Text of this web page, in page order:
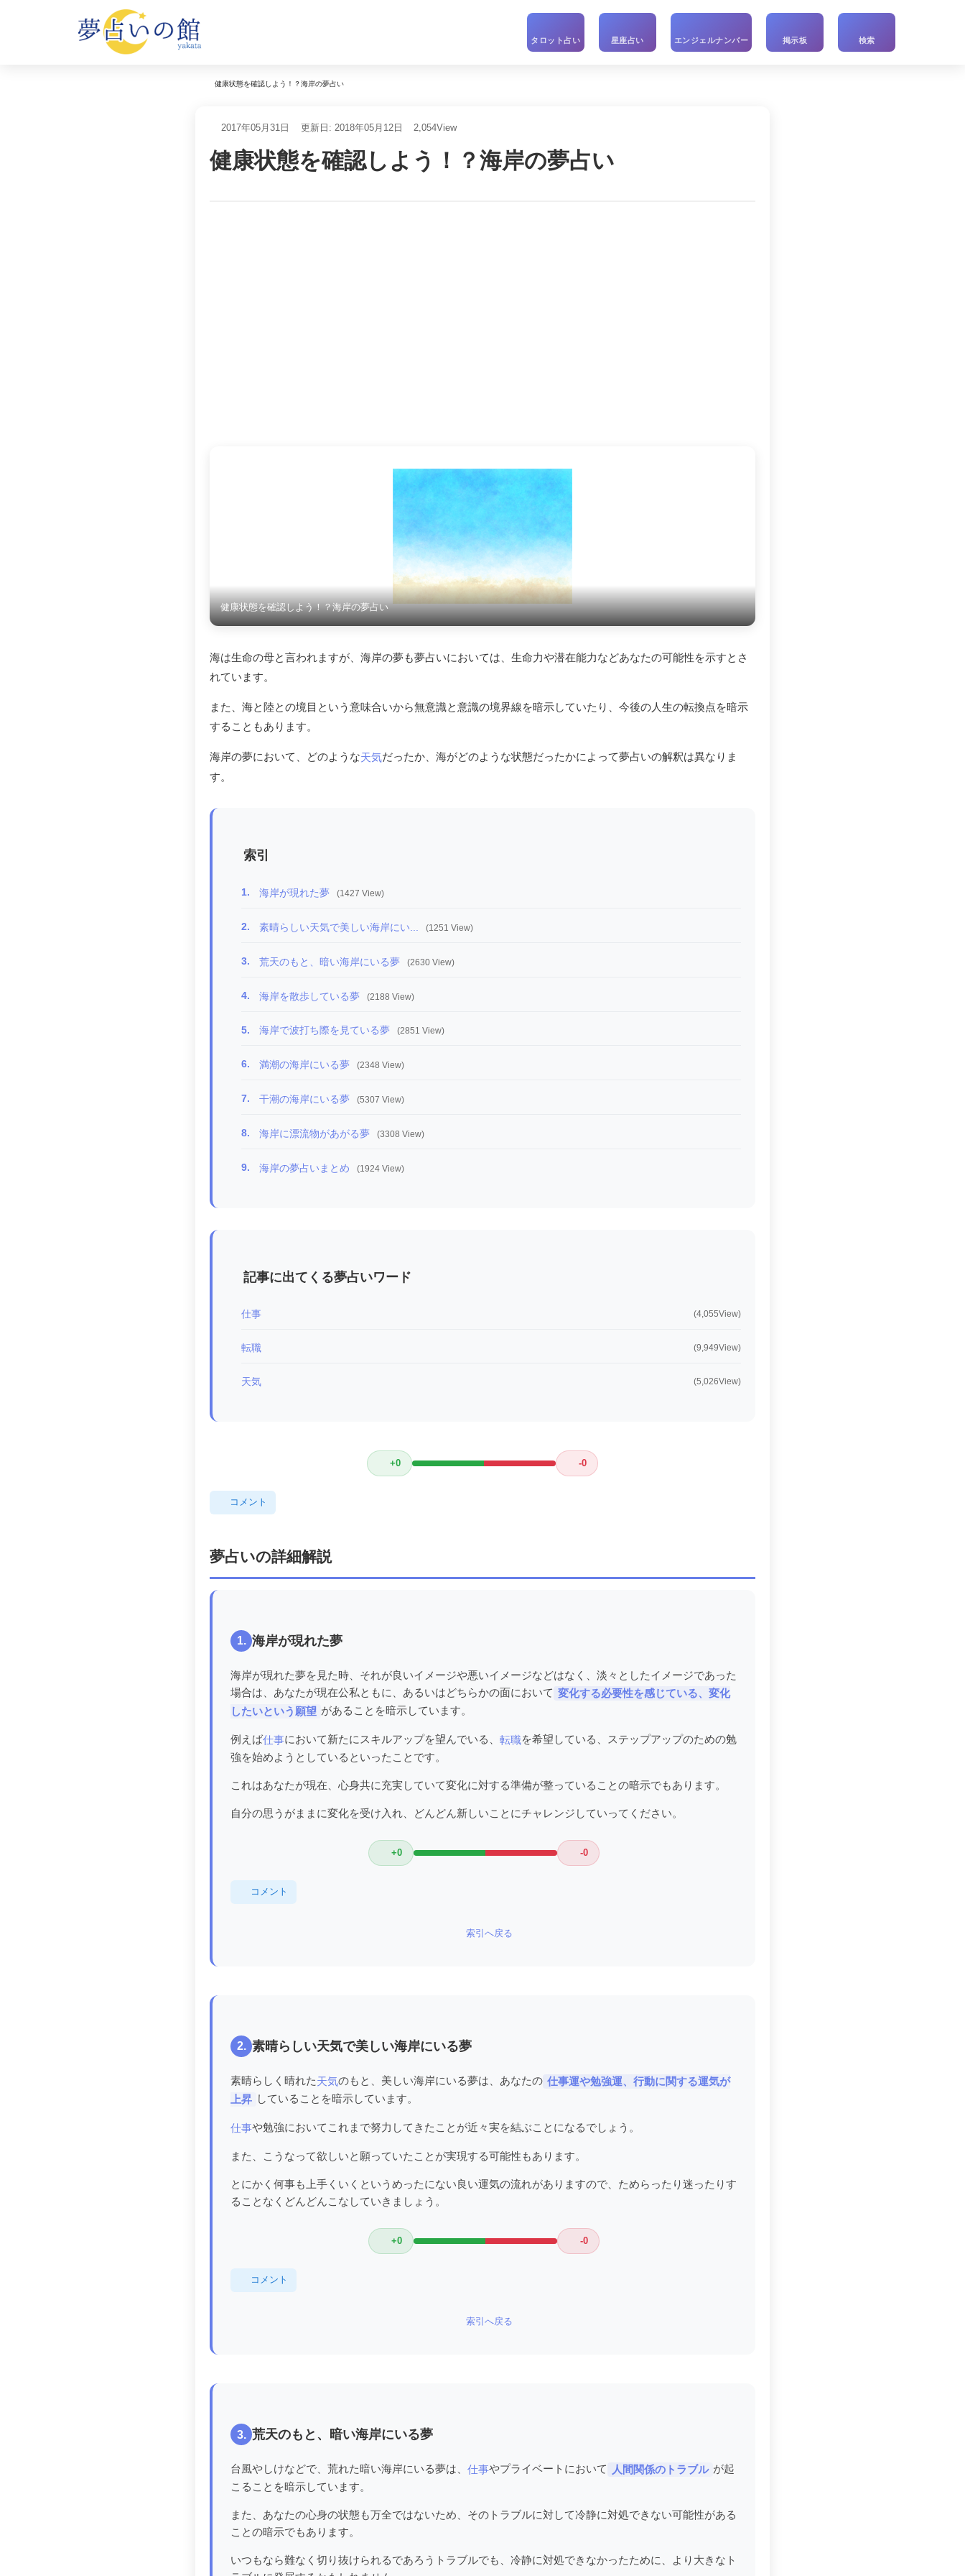
タロット占い 星座占い エンジェルナンバー 掲示板 検索
健康状態を確認しよう！？海岸の夢占い
2017年05月31日 更新日: 2018年05月12日 2,054View
健康状態を確認しよう！？海岸の夢占い
健康状態を確認しよう！？海岸の夢占い
海は生命の母と言われますが、海岸の夢も夢占いにおいては、生命力や潜在能力などあなたの可能性を示すとさ
れています。
また、海と陸との境目という意味合いから無意識と意識の境界線を暗示していたり、今後の人生の転換点を暗示
することもあります。
海岸の夢において、どのような天気だったか、海がどのような状態だったかによって夢占いの解釈は異なりま
す。
索引
1. 海岸が現れた夢 (1427 View)
2. 素晴らしい天気で美しい海岸にい... (1251 View)
3. 荒天のもと、暗い海岸にいる夢 (2630 View)
4. 海岸を散歩している夢 (2188 View)
5. 海岸で波打ち際を見ている夢 (2851 View)
6. 満潮の海岸にいる夢 (2348 View)
7. 干潮の海岸にいる夢 (5307 View)
8. 海岸に漂流物があがる夢 (3308 View)
9. 海岸の夢占いまとめ (1924 View)
記事に出てくる夢占いワード
仕事 (4,055View)
転職 (9,949View)
天気 (5,026View)
+0 -0
コメント
夢占いの詳細解説
1. 海岸が現れた夢
海岸が現れた夢を見た時、それが良いイメージや悪いイメージなどはなく、淡々としたイメージであった
場合は、あなたが現在公私ともに、あるいはどちらかの面において 変化する必要性を感じている、変化
したいという願望 があることを暗示しています。
例えば仕事において新たにスキルアップを望んでいる、 転職を希望している、ステップアップのための勉
強を始めようとしているといったことです。
これはあなたが現在、心身共に充実していて変化に対する準備が整っていることの暗示でもあります。
自分の思うがままに変化を受け入れ、どんどん新しいことにチャレンジしていってください。
+0 -0
コメント
索引へ戻る
2. 素晴らしい天気で美しい海岸にいる夢
素晴らしく晴れた天気のもと、美しい海岸にいる夢は、あなたの 仕事運や勉強運、行動に関する運気が
上昇 していることを暗示しています。
仕事や勉強においてこれまで努力してきたことが近々実を結ぶことになるでしょう。
また、こうなって欲しいと願っていたことが実現する可能性もあります。
とにかく何事も上手くいくというめったにない良い運気の流れがありますので、ためらったり迷ったりす
ることなくどんどんこなしていきましょう。
+0 -0
コメント
索引へ戻る
3. 荒天のもと、暗い海岸にいる夢
台風やしけなどで、荒れた暗い海岸にいる夢は、 仕事やプライベートにおいて 人間関係のトラブル が起
こることを暗示しています。
また、あなたの心身の状態も万全ではないため、そのトラブルに対して冷静に対処できない可能性がある
ことの暗示でもあります。
いつもなら難なく切り抜けられるであろうトラブルでも、冷静に対処できなかったために、より大きなト